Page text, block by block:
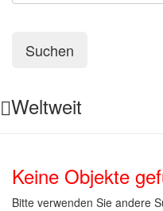
Suchen
Weltweit
Keine Objekte
Bitte verwenden Sie andere